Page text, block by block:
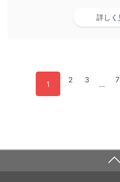
詳しく
1
2 3
…
7